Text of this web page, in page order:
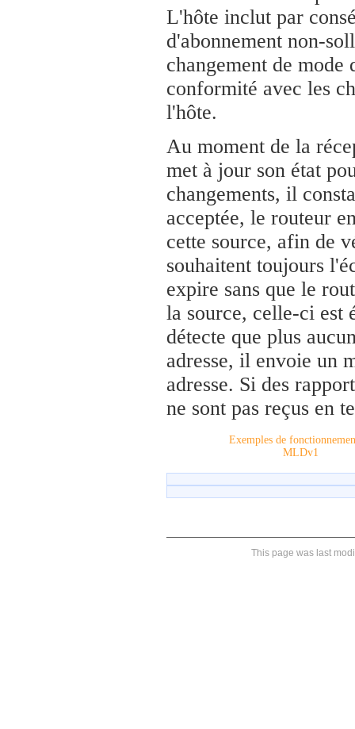
L'hôte inclut par
d'abonnement non-
changement de
conformité avec les
l'hôte.
Au moment de la
met à jour son état
changements, il
acceptée, le routeur
cette source, afin de
souhaitent toujours
expire sans que le
la source, celle-ci est
détecte que plus
adresse, il envoie un
adresse. Si des
ne sont pas reçus en
Exemples de
MLDv1
This page was last